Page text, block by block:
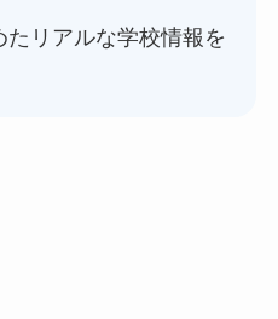
リアルな学校情報を